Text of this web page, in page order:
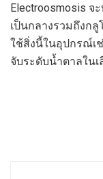
Electroosmosis จ
เป็นกลางรวมถึงก
ใช้สิ่งนี้ในอุปกรณ์เ
จับระดับน้ำตาลใน